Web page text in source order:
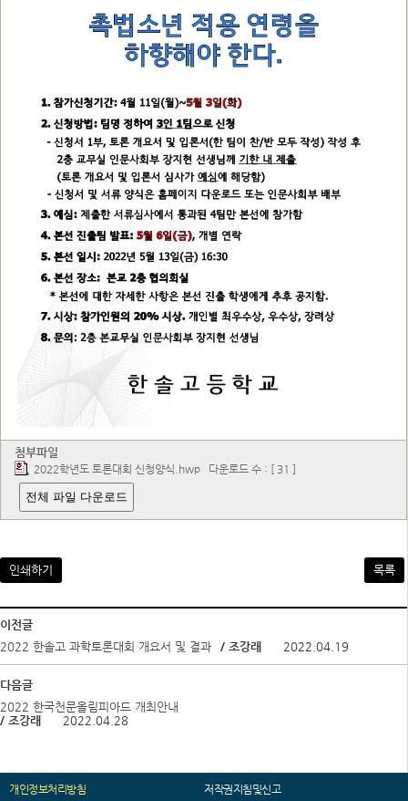
첨부파일
2022학년도 토론대회 신청양식.hwp 다운로드 수 : [ 31 ]
전체 파일 다운로드
인쇄하기 목록
이전글
2022 한솔고 과학토론대회 개요서 및 결과
/ 조강래 2022.04.19
다음글
2022 한국천문올림피아드 개최안내
/ 조강래
2022.04.28
개인정보처리방침 저작권지침및신고